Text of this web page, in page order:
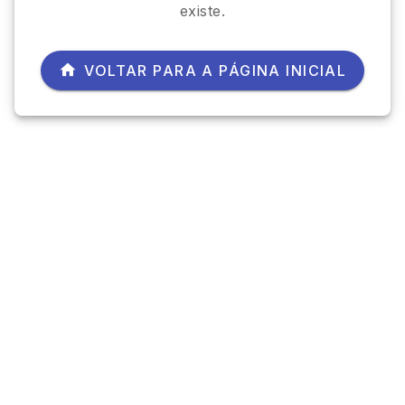
existe.
VOLTAR PARA A PÁGINA INICIAL